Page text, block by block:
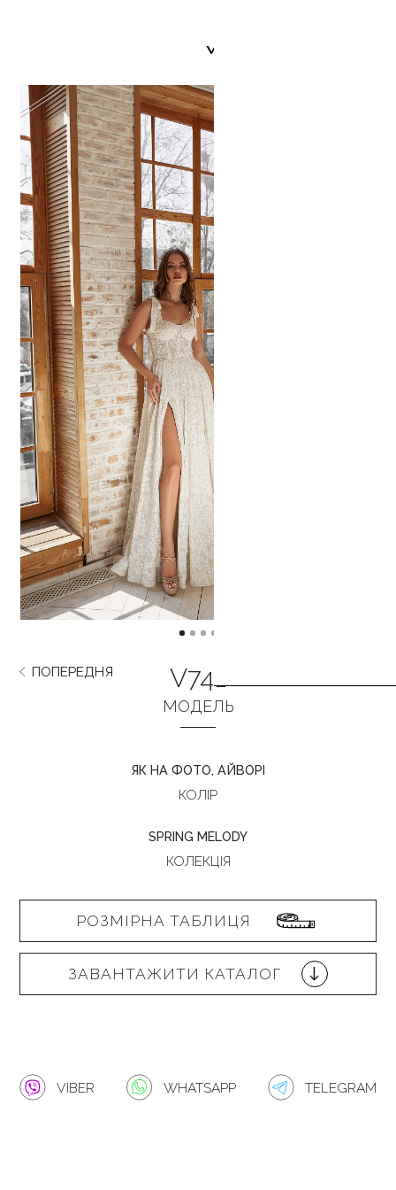
МОДЕЛЬ
V741
ПОПЕРЕДНЯ
КОЛЕКЦІЯ
SPRING MELODY
КОЛІР
ЯК НА ФОТО, АЙВОРІ
РОЗМІРНА ТАБЛИЦЯ
ЗАВАНТАЖИТИ КАТАЛОГ
VIBER WHATSAPP TELEGRAM